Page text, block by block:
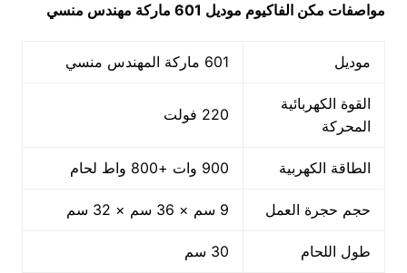
مواصفات مكن الفاكيوم موديل 601 ماركة مهندس منسي
موديل 601 ماركة المهندس منسي
القوة الكهربائية
المحركة
220 فولت
الطاقة الكهربية 900 وات +800 واط لحام
حجم حجرة العمل 9 سم × 36 سم × 32 سم
طول اللحام 30 سم